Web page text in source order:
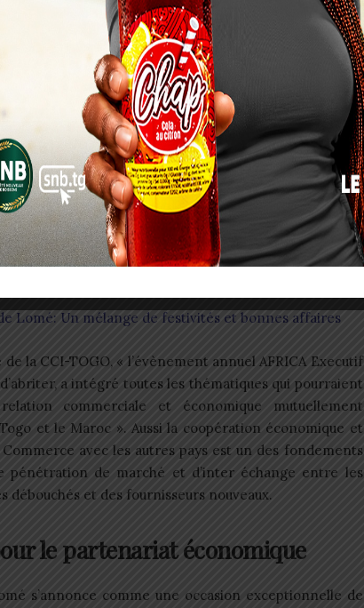
de l’Africa Executing Meeting est d’augmenter la
Eddahab et d’améliorer son attractivité économique.
tables rondes et des sessions de réseautage,
manière exhaustive les avantages compétitifs de la
que sur celui des opportunités d’investissement.
Lomé: Un mélange de festivités et bonnes affaires
la CCI-TOGO, « l’évènement annuel AFRICA Executif
a intégré toutes les thématiques qui pourraient
commerciale et économique mutuellement
et le Maroc ». Aussi la coopération économique et
avec les autres pays est un des fondements
pénétration de marché et d’inter échange entre les
débouchés et des fournisseurs nouveaux.
le partenariat économique
s’annonce comme une occasion exceptionnelle de